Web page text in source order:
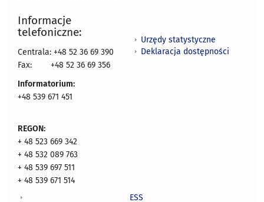
Informacje
telefoniczne:
Centrala: +48 52 36 69 390
Fax:
+48 52 36 69 356
Informatorium:
+48 539 671 451
REGON:
+ 48 523 669 342
+ 48 532 089 763
+ 48 539 697 511
+ 48 539 671 514
Urzędy statystyczne
Deklaracja dostępności
ESS